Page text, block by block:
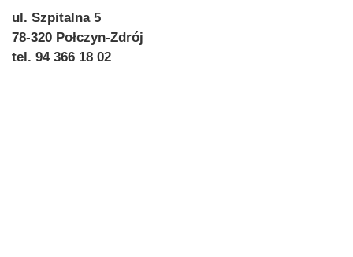
ul. Szpitalna 5
78-320 Połczyn-Zdrój
tel. 94 366 18 02